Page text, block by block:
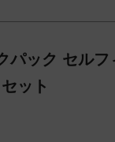
パック セル
セット